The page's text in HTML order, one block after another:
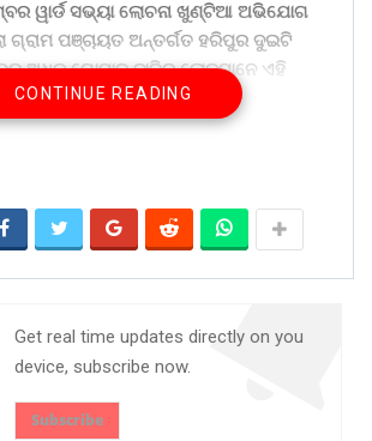
ୱାର୍ଡ ସଭ୍ୟା ଲୋଚନା ଖୁଣ୍ଟିଆ ଅଭିଯୋଗ
ଗ୍ରାମ ପଞ୍ଚାୟତ ଅନ୍ତର୍ଗତ ହରିପୁର ଦୁଇଟି
ଅଧିକ ଗୋପାଳ ଜାତିର ଲୋକମାନେ ଏହି
କରନ୍ତି। ଏହି ପୋଲ ପାଇଁ ଏଠାରେ ଏକ ପାଦଚଲା
।ଯେଉଁ ପୋଲ ହୋଇଛି ତାହା ସଂପୂର୍ଣ
ଯେ ଏହି ଭଳି ବିପଦସଙ୍କୁଳ ଅବସ୍ଥାରେ
କାହାର ଧନ ଜୀବନ ନଷ୍ଟ ହୁଏ ତାହା ପାଇଁ
CONTINUE READING
Get real time updates directly on you
device, subscribe now.
Subscribe